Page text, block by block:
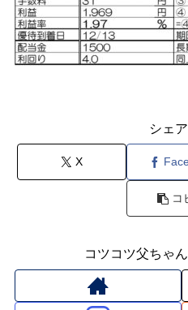
シェ
X
コ
コツコツ父ちゃ